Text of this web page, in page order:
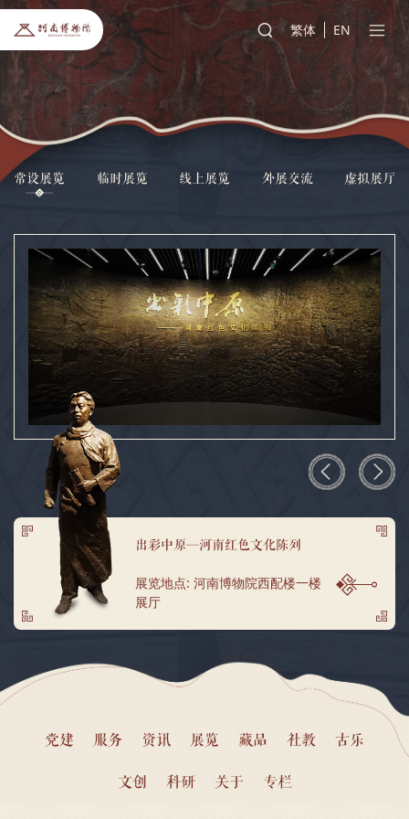
繁体 EN
常设展览 临时展览 线上展览 外展交流 虚拟展厅
出彩中原—河南红色文化陈列
展览地点: 河南博物院西配楼一楼
展厅
党建 服务 资讯 展览 藏品 社教 古乐
文创 科研 关于 专栏